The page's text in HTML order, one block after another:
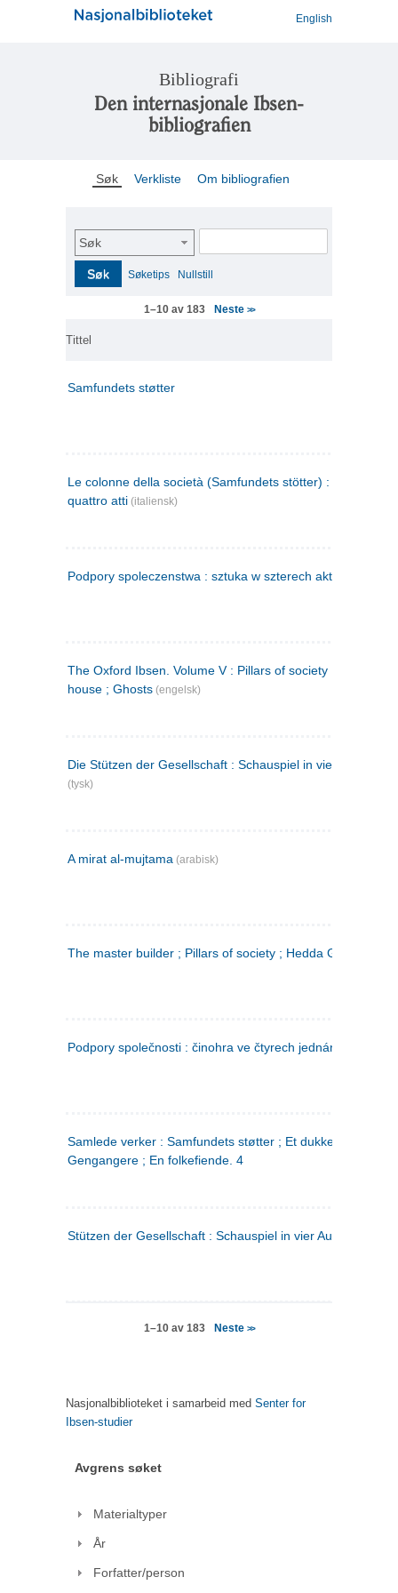
English
Bibliografi
Den internasjonale Ibsen-
bibliografien
Søk Verkliste Om bibliografien
Søk
Søk Søketips Nullstill
1–10 av 183 Neste >>
Tittel
Samfundets støtter
Le colonne della società (Samfundets stötter) : commedia
quattro atti (italiensk)
Podpory spoleczenstwa : sztuka w szterech aktach
The Oxford Ibsen. Volume V : Pillars of society ; A doll's
house ; Ghosts (engelsk)
Die Stützen der Gesellschaft : Schauspiel in vier Aufzügen
(tysk)
A mirat al-mujtama (arabisk)
The master builder ; Pillars of society ; Hedda Gabler
Podpory společnosti : činohra ve čtyrech jednáních
Samlede verker : Samfundets støtter ; Et dukkehjem ;
Gengangere ; En folkefiende. 4
Stützen der Gesellschaft : Schauspiel in vier Aufzügen
1–10 av 183 Neste >>
Nasjonalbiblioteket i samarbeid med Senter for
Ibsen-studier
Avgrens søket
Materialtyper
År
Forfatter/person